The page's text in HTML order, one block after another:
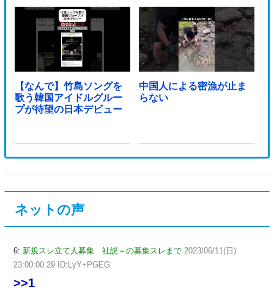
【なんで】竹島ソングを
歌う韓国アイドルグルー
プが待望の日本デビュー
中国人による密漁が止ま
らない
ネットの声
6: 新規スレ立て人募集 社説＋の募集スレまで 2023/06/11(日)
23:00:00.29 ID:LyY+PGEG
>>1